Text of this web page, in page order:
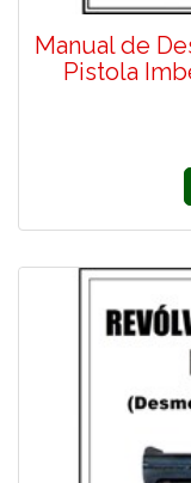
Manual de
Pistola